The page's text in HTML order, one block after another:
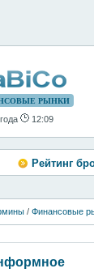
РЫНКИ
12:09
Рейтинг
/ Финансовые